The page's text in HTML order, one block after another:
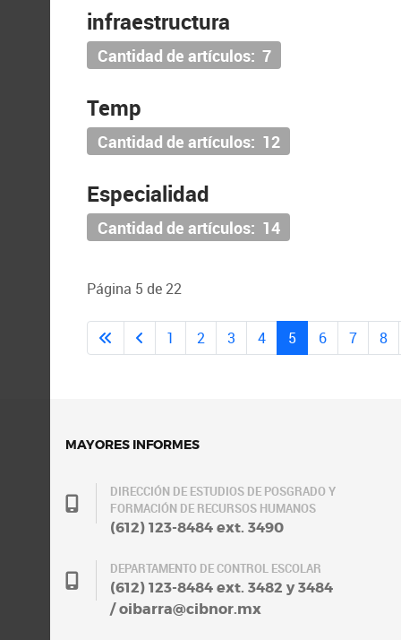
infraestructura
Cantidad de artículos: 7
Temp
Cantidad de artículos: 12
Especialidad
Cantidad de artículos: 14
Página 5 de 22
1 2 3 4 5 6 7 8
MAYORES INFORMES
DIRECCIÓN DE ESTUDIOS DE POSGRADO Y
FORMACIÓN DE RECURSOS HUMANOS
(612) 123-8484 ext. 3490
DEPARTAMENTO DE CONTROL ESCOLAR
(612) 123-8484 ext. 3482 y 3484
/ oibarra@cibnor.mx